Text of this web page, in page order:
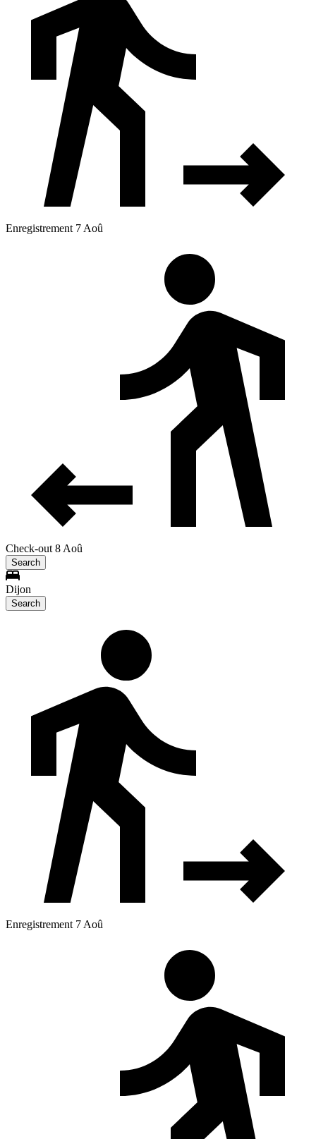
Enregistrement 7 Aoû
Check-out 8 Aoû
Search
Dijon
Search
Enregistrement 7 Aoû